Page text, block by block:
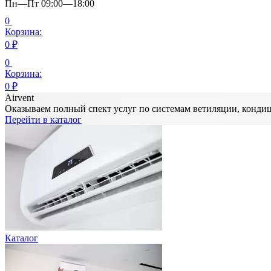
Пн—Пт 09:00—18:00
0
Корзина:
0 ₽
0
Корзина:
0 ₽
Airvent
Оказываем полный спект услуг по системам ветиляции,
Перейти в каталог
Каталог